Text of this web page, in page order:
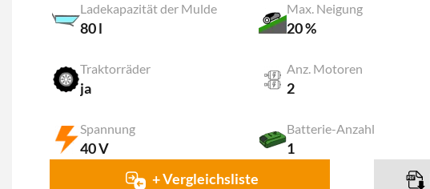
Ladekapazität der Mulde
80 l
Max. Neigung
20 %
Traktorräder
ja
Anz. Motoren
2
Spannung
40 V
Batterie-Anzahl
1
+ Vergleichsliste